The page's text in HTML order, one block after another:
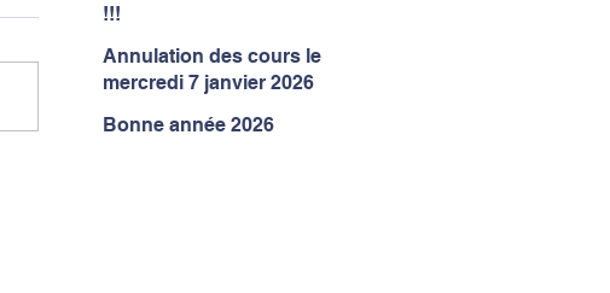
!!!
Annulation des cours le
mercredi 7 janvier 2026
Bonne année 2026